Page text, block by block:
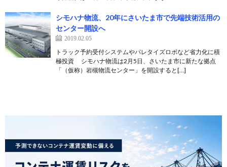
シモハナ物流、20年にさいたま市で先端技術活用の
センター開設へ
2019.02.05
トラック予約受付システムやパレタイズロボなど省力化に積
極投資 シモハナ物流は2月5日、さいたま市に新たな拠点
「（仮称）岩槻物流センター」を開設すると[…]